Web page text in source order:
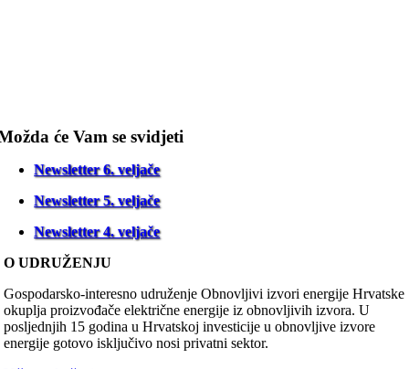
će Vam se svidjeti
Newsletter 6. veljače
Newsletter 5. veljače
Newsletter 4. veljače
O UDRUŽENJU
Gospodarsko-interesno udruženje Obnovljivi izvori energije Hrvatske
okuplja proizvođače električne energije iz obnovljivih izvora. U
posljednjih 15 godina u Hrvatskoj investicije u obnovljive izvore
energije gotovo isključivo nosi privatni sektor.